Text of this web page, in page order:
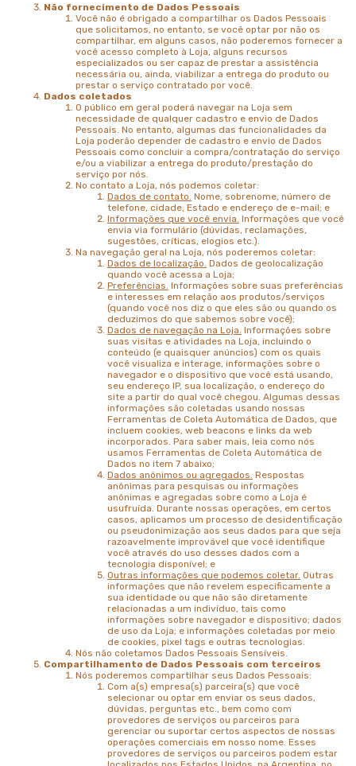
Não fornecimento de Dados Pessoais
Você não é obrigado a compartilhar os Dados Pessoais
que solicitamos, no entanto, se você optar por não os
compartilhar, em alguns casos, não poderemos fornecer a
você acesso completo à Loja, alguns recursos
especializados ou ser capaz de prestar a assistência
necessária ou, ainda, viabilizar a entrega do produto ou
prestar o serviço contratado por você.
Dados coletados
O público em geral poderá navegar na Loja sem
necessidade de qualquer cadastro e envio de Dados
Pessoais. No entanto, algumas das funcionalidades da
Loja poderão depender de cadastro e envio de Dados
Pessoais como concluir a compra/contratação do serviço
e/ou a viabilizar a entrega do produto/prestação do
serviço por nós.
No contato a Loja, nós podemos coletar:
Dados de contato. Nome, sobrenome, número de
telefone, cidade, Estado e endereço de e-mail; e
Informações que você envia. Informações que você
envia via formulário (dúvidas, reclamações,
sugestões, críticas, elogios etc.).
Na navegação geral na Loja, nós poderemos coletar:
Dados de localização. Dados de geolocalização
quando você acessa a Loja;
Preferências. Informações sobre suas preferências
e interesses em relação aos produtos/serviços
(quando você nos diz o que eles são ou quando os
deduzimos do que sabemos sobre você);
Dados de navegação na Loja. Informações sobre
suas visitas e atividades na Loja, incluindo o
conteúdo (e quaisquer anúncios) com os quais
você visualiza e interage, informações sobre o
navegador e o dispositivo que você está usando,
seu endereço IP, sua localização, o endereço do
site a partir do qual você chegou. Algumas dessas
informações são coletadas usando nossas
Ferramentas de Coleta Automática de Dados, que
incluem cookies, web beacons e links da web
incorporados. Para saber mais, leia como nós
usamos Ferramentas de Coleta Automática de
Dados no item 7 abaixo;
Dados anônimos ou agregados. Respostas
anônimas para pesquisas ou informações
anônimas e agregadas sobre como a Loja é
usufruída. Durante nossas operações, em certos
casos, aplicamos um processo de desidentificação
ou pseudonimização aos seus dados para que seja
razoavelmente improvável que você identifique
você através do uso desses dados com a
tecnologia disponível; e
Outras informações que podemos coletar. Outras
informações que não revelem especificamente a
sua identidade ou que não são diretamente
relacionadas a um indivíduo, tais como
informações sobre navegador e dispositivo; dados
de uso da Loja; e informações coletadas por meio
de cookies, pixel tags e outras tecnologias.
Nós não coletamos Dados Pessoais Sensíveis.
Compartilhamento de Dados Pessoais com terceiros
Nós poderemos compartilhar seus Dados Pessoais:
Com a(s) empresa(s) parceira(s) que você
selecionar ou optar em enviar os seus dados,
dúvidas, perguntas etc., bem como com
provedores de serviços ou parceiros para
gerenciar ou suportar certos aspectos de nossas
operações comerciais em nosso nome. Esses
provedores de serviços ou parceiros podem estar